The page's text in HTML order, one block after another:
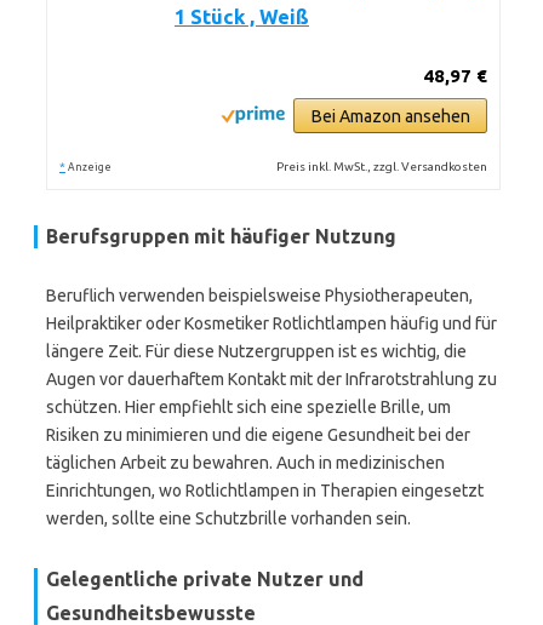
1 Stück , Weiß
48,97 €
Bei Amazon ansehen
* Anzeige Preis inkl. MwSt., zzgl. Versandkosten
Berufsgruppen mit häufiger Nutzung
Beruflich verwenden beispielsweise Physiotherapeuten,
Heilpraktiker oder Kosmetiker Rotlichtlampen häufig und für
längere Zeit. Für diese Nutzergruppen ist es wichtig, die
Augen vor dauerhaftem Kontakt mit der Infrarotstrahlung zu
schützen. Hier empfiehlt sich eine spezielle Brille, um
Risiken zu minimieren und die eigene Gesundheit bei der
täglichen Arbeit zu bewahren. Auch in medizinischen
Einrichtungen, wo Rotlichtlampen in Therapien eingesetzt
werden, sollte eine Schutzbrille vorhanden sein.
Gelegentliche private Nutzer und
Gesundheitsbewusste